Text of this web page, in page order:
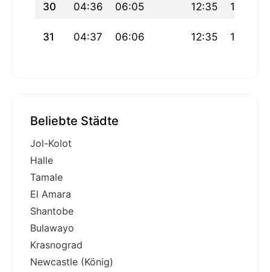
30 04:36 06:05 12:35 16:14
31 04:37 06:06 12:35 16:13
Beliebte Städte
Jol-Kolot
Halle
Tamale
El Amara
Shantobe
Bulawayo
Krasnograd
Newcastle (König)